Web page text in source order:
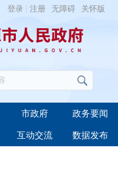
登录 注册 无障碍 关怀版
市政府 政务要闻
互动交流 数据发布